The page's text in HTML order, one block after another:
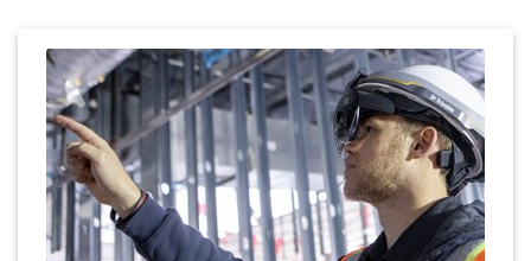
施工錯誤而衍生之成本。